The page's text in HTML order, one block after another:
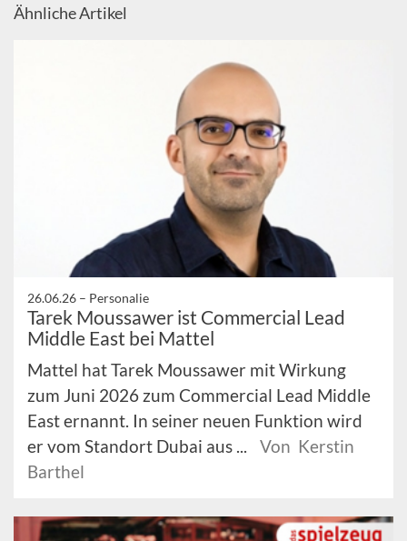
Ähnliche Artikel
26.06.26 – Personalie
Tarek Moussawer ist Commercial Lead
Middle East bei Mattel
Mattel hat Tarek Moussawer mit Wirkung
zum Juni 2026 zum Commercial Lead Middle
East ernannt. In seiner neuen Funktion wird
er vom Standort Dubai aus ...
Von Kerstin
Barthel